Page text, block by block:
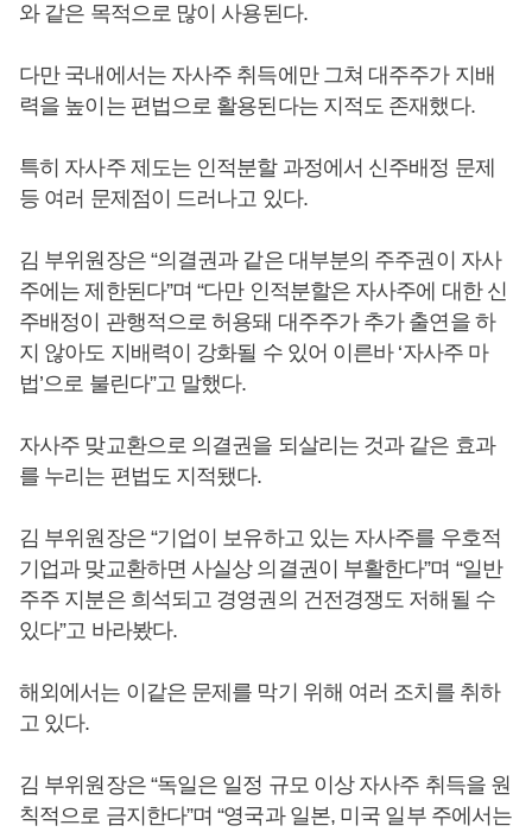
와 같은 목적으로 많이 사용된다.
다만 국내에서는 자사주 취득에만 그쳐 대주주가 지배
력을 높이는 편법으로 활용된다는 지적도 존재했다.
특히 자사주 제도는 인적분할 과정에서 신주배정 문제
등 여러 문제점이 드러나고 있다.
김 부위원장은 “의결권과 같은 대부분의 주주권이 자사
주에는 제한된다”며 “다만 인적분할은 자사주에 대한 신
주배정이 관행적으로 허용돼 대주주가 추가 출연을 하
지 않아도 지배력이 강화될 수 있어 이른바 ‘자사주 마
법’으로 불린다”고 말했다.
자사주 맞교환으로 의결권을 되살리는 것과 같은 효과
를 누리는 편법도 지적됐다.
김 부위원장은 “기업이 보유하고 있는 자사주를 우호적
기업과 맞교환하면 사실상 의결권이 부활한다”며 “일반
주주 지분은 희석되고 경영권의 건전경쟁도 저해될 수
있다”고 바라봤다.
해외에서는 이같은 문제를 막기 위해 여러 조치를 취하
고 있다.
김 부위원장은 “독일은 일정 규모 이상 자사주 취득을 원
칙적으로 금지한다”며 “영국과 일본, 미국 일부 주에서는